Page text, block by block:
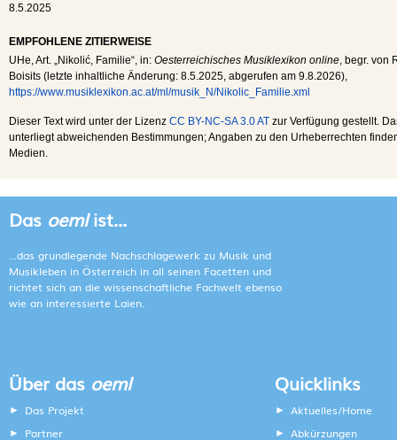
8.5.2025
EMPFOHLENE ZITIERWEISE
UHe , Art. „Nikolić, Familie“, in: Oesterreichisches Musiklexikon online , begr. von
Boisits (letzte inhaltliche Änderung: 8.5.2025 , abgerufen am 9.8.2026),
https://www.musiklexikon.ac.at/ml/musik_N/Nikolic_Familie.xml
Dieser Text wird unter der Lizenz CC BY-NC-SA 3.0 AT zur Verfügung gestellt.
unterliegt abweichenden Bestimmungen; Angaben zu den Urheberrechten
Medien.
Das oemlist...
...das grundlegende Nachschlagewerk zu Musik und
Musikleben in Österreich in all seinen Facetten und
richtet sich an die wissenschaftliche Fachwelt ebenso
wie an interessierte Laien.
Über das oeml
Das Projekt
Partner
Quicklinks
Aktuelles/Home
Abkürzungen